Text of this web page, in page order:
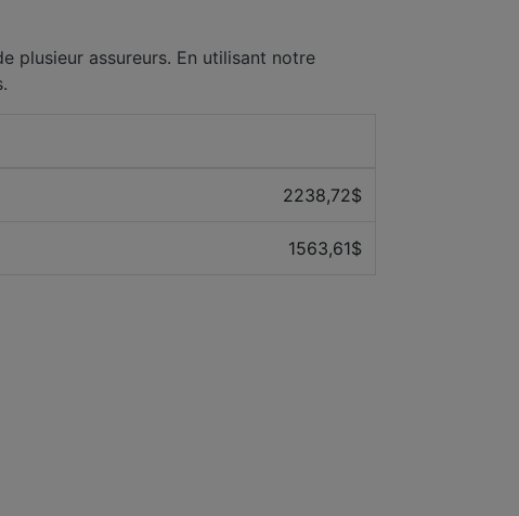
plusieur assureurs. En utilisant notre
2238,72$
1563,61$